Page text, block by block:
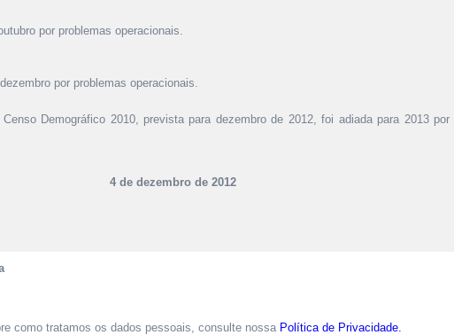
por problemas operacionais.
por problemas operacionais.
Demográfico 2010, prevista para dezembro de 2012, foi adiada para 2013 por
4 de dezembro de 2012
como tratamos os dados pessoais, consulte nossa Política de Privacidade.